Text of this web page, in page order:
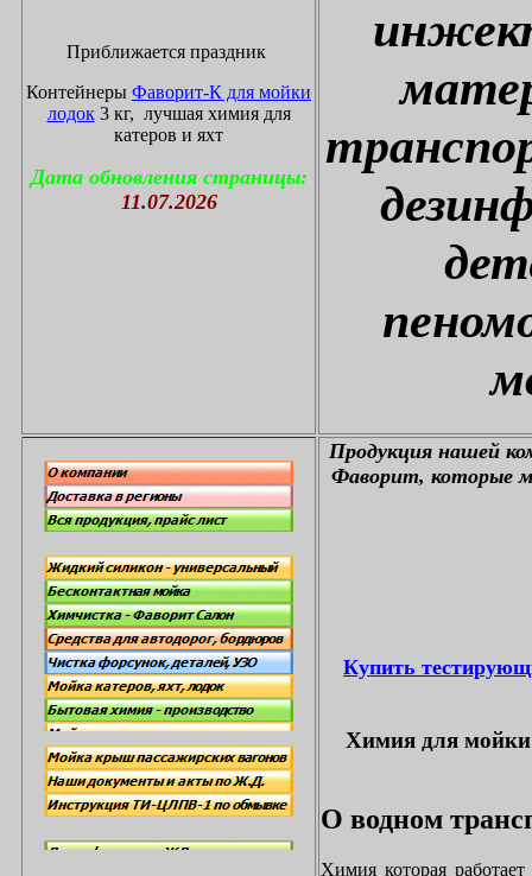
Приближается праздник
Контейнеры Фаворит-К для мойки
лодок3 кг, лучшая химия для
катеров и яхт
Дата обновления страницы:
11.07.2026
Продукция нашей
Фаворит, которые
Купить
Химия для мойки
О водном
Химия которая